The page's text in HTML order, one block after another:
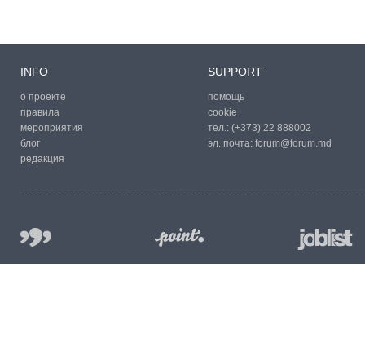
INFO
о проекте
правила
мероприятия
блог
редакция
SUPPORT
помощь
cookie
тел.: (+373) 22 888002
эл. почта: forum@forum.md